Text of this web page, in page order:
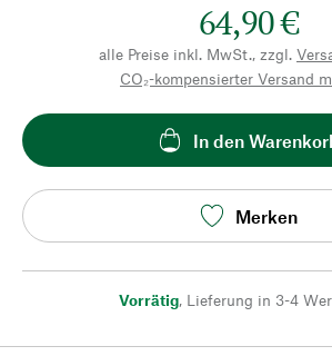
64,90 €
alle Preise inkl. MwSt., zzgl.
CO₂-kompensierter Versand
In den
Merken
Vorrätig, Lieferung in 3-4